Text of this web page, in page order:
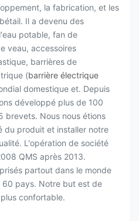
la fabrication, et les
Il a devenu des
potable, fan de
veau, accessoires
barrières de
(barrière électrique
domestique et. Depuis
développé plus de 100
brevets. Nous nous étions
du produit et installer notre
L'opération de société
QMS après 2013.
partout dans le monde
pays. Notre but est de
confortable.